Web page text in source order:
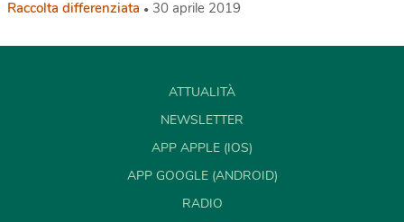
Raccolta differenziata 30 aprile 2019
ATTUALITÀ
NEWSLETTER
APP APPLE (IOS)
APP GOOGLE (ANDROID)
RADIO